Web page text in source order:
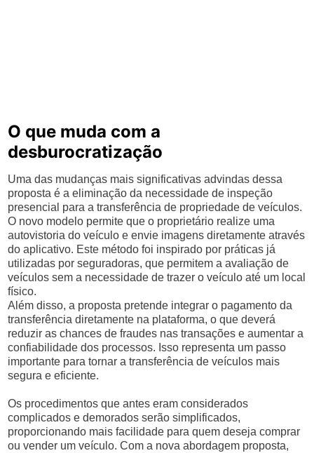
O que muda com a
desburocratização
Uma das mudanças mais significativas advindas dessa
proposta é a eliminação da necessidade de inspeção
presencial para a transferência de propriedade de veículos.
O novo modelo permite que o proprietário realize uma
autovistoria do veículo e envie imagens diretamente através
do aplicativo. Este método foi inspirado por práticas já
utilizadas por seguradoras, que permitem a avaliação de
veículos sem a necessidade de trazer o veículo até um local
físico.
Além disso, a proposta pretende integrar o pagamento da
transferência diretamente na plataforma, o que deverá
reduzir as chances de fraudes nas transações e aumentar a
confiabilidade dos processos. Isso representa um passo
importante para tornar a transferência de veículos mais
segura e eficiente.
Os procedimentos que antes eram considerados
complicados e demorados serão simplificados,
proporcionando mais facilidade para quem deseja comprar
ou vender um veículo. Com a nova abordagem proposta,